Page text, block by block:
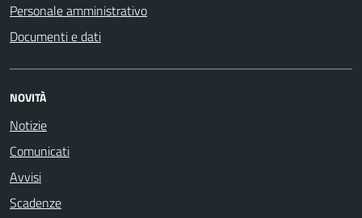
Personale amministrativo
Documenti e dati
NOVITÀ
Notizie
Comunicati
Avvisi
Scadenze